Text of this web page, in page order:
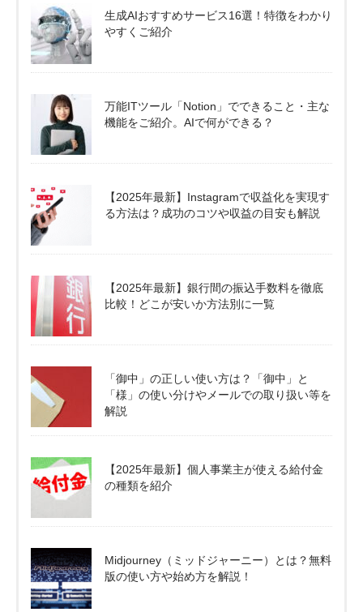
生成AIおすすめサービス16選！特徴をわかり
やすくご紹介
万能ITツール「Notion」でできること・主な
機能をご紹介。AIで何ができる？
【2025年最新】Instagramで収益化を実現す
る方法は？成功のコツや収益の目安も解説
【2025年最新】銀行間の振込手数料を徹底
比較！どこが安いか方法別に一覧
「御中」の正しい使い方は？「御中」と
「様」の使い分けやメールでの取り扱い等を
解説
【2025年最新】個人事業主が使える給付金
の種類を紹介
Midjourney（ミッドジャーニー）とは？無料
版の使い方や始め方を解説！